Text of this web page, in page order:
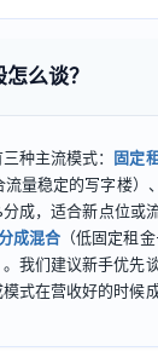
么谈？
种主流模式： 固定
量稳定的写字楼）、
分成，适合新点位或
成混合 （低固定租
我们建议新手优先
式在营收好的时候